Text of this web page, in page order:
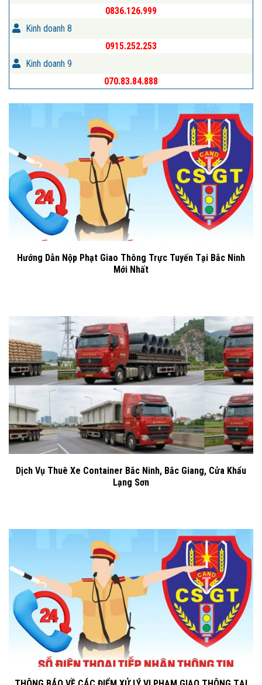
0836.126.999
Kinh doanh 8
0915.252.253
Kinh doanh 9
070.83.84.888
Hướng Dẫn Nộp Phạt Giao Thông Trực Tuyến Tại Bắc Ninh
Mới Nhất
Dịch Vụ Thuê Xe Container Bắc Ninh, Bắc Giang, Cửa Khẩu
Lạng Sơn